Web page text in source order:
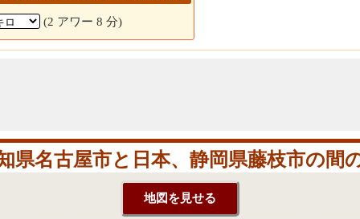
(2 アワー 8 分)
県名古屋市と日本、静岡県藤枝市の間